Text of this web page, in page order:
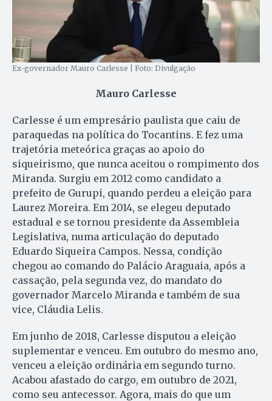
Ex-governador Mauro Carlesse | Foto: Divulgação
Mauro Carlesse
Carlesse é um empresário paulista que caiu de
paraquedas na política do Tocantins. E fez uma
trajetória meteórica graças ao apoio do
siqueirismo, que nunca aceitou o rompimento dos
Miranda. Surgiu em 2012 como candidato a
prefeito de Gurupi, quando perdeu a eleição para
Laurez Moreira. Em 2014, se elegeu deputado
estadual e se tornou presidente da Assembleia
Legislativa, numa articulação do deputado
Eduardo Siqueira Campos. Nessa, condição
chegou ao comando do Palácio Araguaia, após a
cassação, pela segunda vez, do mandato do
governador Marcelo Miranda e também de sua
vice, Cláudia Lelis.
Em junho de 2018, Carlesse disputou a eleição
suplementar e venceu. Em outubro do mesmo ano,
venceu a eleição ordinária em segundo turno.
Acabou afastado do cargo, em outubro de 2021,
como seu antecessor. Agora, mais do que um